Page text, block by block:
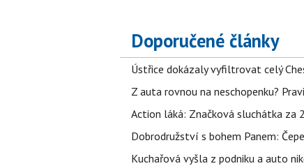
Doporučené články
Ústřice dokázaly vyfiltrovat celý
Z auta rovnou na neschopenku?
Action láká: Značková sluchátka
Dobrodružství s bohem Panem:
Kuchařová vyšla z podniku a auto